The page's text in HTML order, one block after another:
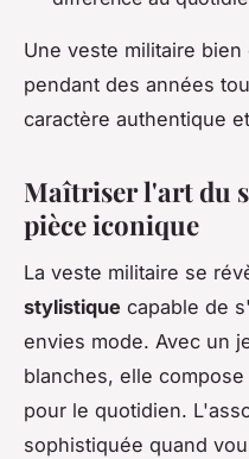
Une veste militaire
pendant des années
caractère authentique
Maîtriser l'art du
pièce iconique
La veste militaire se
stylistique capable de
envies mode. Avec un
blanches, elle
pour le quotidien.
sophistiquée quand